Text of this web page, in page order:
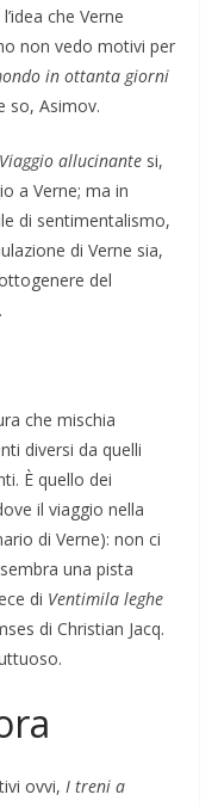
che Verne
non vedo motivi per
in ottanta giorni
so, Asimov.
Viaggio allucinante si,
a Verne; ma in
di sentimentalismo,
di Verne sia,
del
che mischia
diversi da quelli
È quello dei
il viaggio nella
di Verne): non ci
una pista
di Ventimila leghe
di Christian Jacq.
ovvi, I treni a